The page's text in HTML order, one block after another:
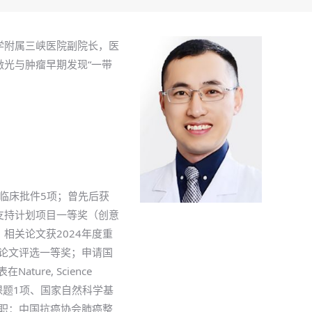
属三峡医院副院长，医
与肿瘤早期发现“一带
床批件5项；曾先后获
计划项目一等奖（创意
相关论文获2024年度重
文评选一等奖；申请国
在Nature, Science
1项、国家自然科学基
：中国抗癌协会肺癌整